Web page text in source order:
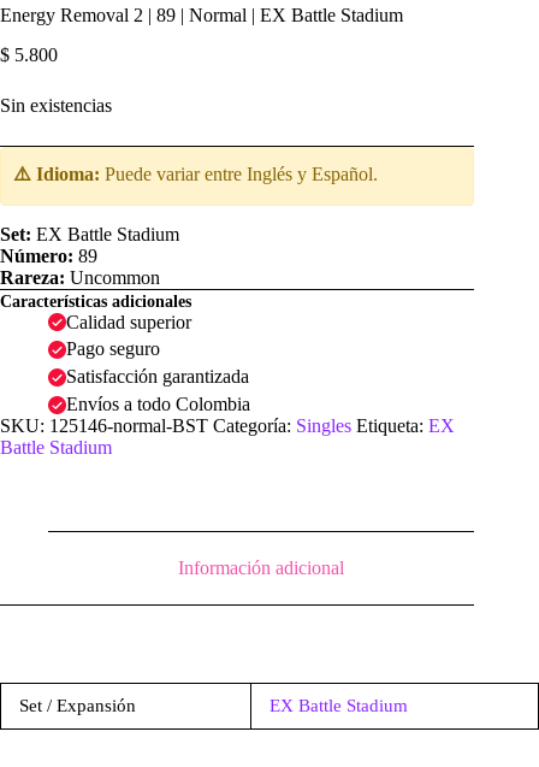
Energy Removal 2 | 89 | Normal | EX Battle Stadium
$ 5.800
Sin existencias
⚠️ Idioma: Puede variar entre Inglés y Español.
Set: EX Battle Stadium
Número: 89
Rareza: Uncommon
Características adicionales
Calidad superior
Pago seguro
Satisfacción garantizada
Envíos a todo Colombia
SKU: 125146-normal-BST Categoría: Singles Etiqueta: EX
Battle Stadium
Información adicional
Set / Expansión EX Battle Stadium